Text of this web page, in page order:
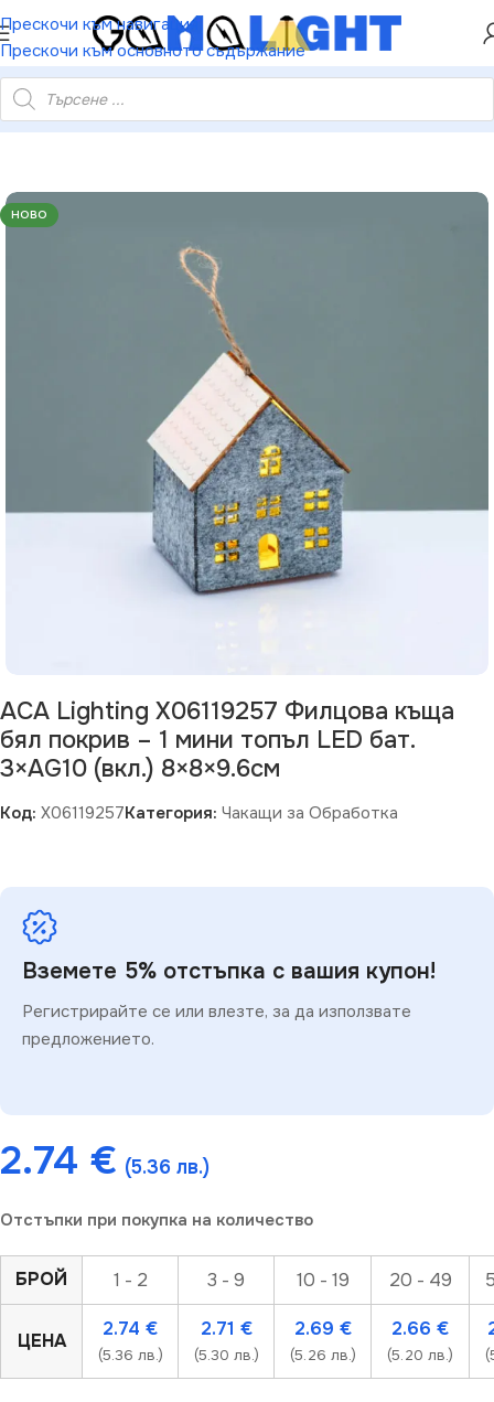
Прескочи към навигация
Прескочи към основното съдържание
НАМАЛЕНИЕ ОТ 5%
покрив – 1 мини топъл LED бат. 3×AG10 (вкл.) 8×8×9.6см
НОВО
ACA Lighting X06119257 Филцова къща
бял покрив – 1 мини топъл LED бат.
3×AG10 (вкл.) 8×8×9.6см
Код: X06119257Категория: Чакащи за Обработка
Вземете 5% отстъпка с вашия купон!
Регистрирайте се или влезте, за да използвате
предложението.
2.74 € (5.36 лв.)
Отстъпки при покупка на количество
БРОЙ 1 - 2 3 - 9 10 - 19 20 - 49
ЦЕНА
2.74 €
(5.36 лв.)
2.71 €
(5.30 лв.)
2.69 €
(5.26 лв.)
2.66 €
(5.20 лв.)